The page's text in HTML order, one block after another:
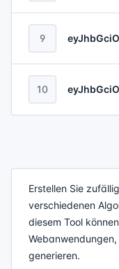
9
10
Erstellen Sie
verschiedenen
diesem Tool
generieren.